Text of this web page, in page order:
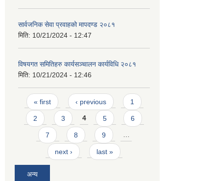
सार्वजनिक सेवा प्रवाहको मापदण्ड २०८१
मिति: 10/21/2024 - 12:47
विषयगत समितिहरु कार्यसञ्चालन कार्यविधि २०८१
मिति: 10/21/2024 - 12:46
Pages
« first ‹ previous 1
2 3 4 5 6
7 8 9 …
next › last »
अन्य